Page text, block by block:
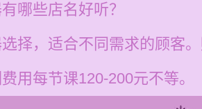
哪些店名好听？
择，适合不同需求的顾客
用每节课120-200元不等。